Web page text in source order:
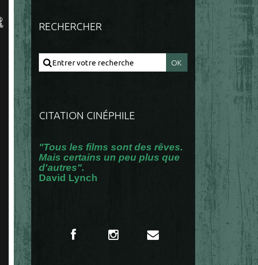
RECHERCHER
CITATION CINÉPHILE
"Tous les films sont des rêves.
Mais certains un peu plus que
d'autres".
David Lynch